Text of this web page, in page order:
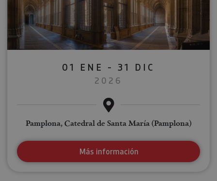
01 ENE - 31 DIC
2026
Pamplona, Catedral de Santa María (Pamplona)
Más información